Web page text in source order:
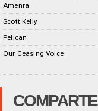
Amenra
Scott Kelly
Pelican
Our Ceasing Voice
COMPARTE